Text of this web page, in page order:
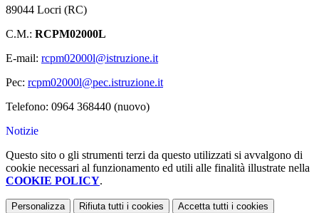
89044 Locri (RC)
C.M.: RCPM02000L
E-mail: rcpm02000l@istruzione.it
Pec: rcpm02000l@pec.istruzione.it
Telefono: 0964 368440 (nuovo)
Notizie
Questo sito o gli strumenti terzi da questo utilizzati si avvalgono di
cookie necessari al funzionamento ed utili alle finalità illustrate nella
COOKIE POLICY.
Personalizza Rifiuta tutti i cookies Accetta tutti i cookies